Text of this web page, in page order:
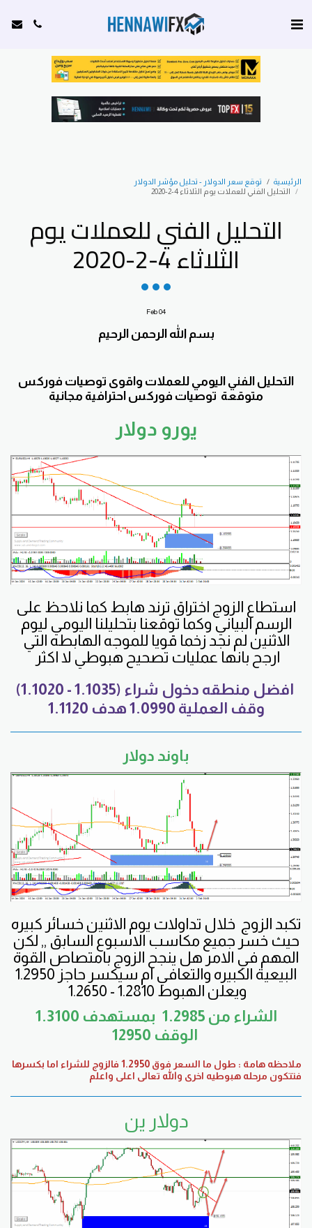
الرئيسية
توقع سعر الدولار - تحليل مؤشر الدولار
التحليل الفني للعملات يوم الثلاثاء 4-2-2020
التحليل الفني للعملات يوم
الثلاثاء 4-2-2020
04
Feb
بسم الله الرحمن الرحيم
التحليل الفني اليومي للعملات واقوى توصيات فوركس
متوقعة توصيات فوركس احترافية مجانية
يورو دولار
استطاع الزوج اختراق ترند هابط كما نلاحظ على
الرسم البياني وكما توقعنا بتحليلنا اليومي ليوم
الاثنين لم نجد زخما قويا للموجه الهابطه التي
ارجح بانها عمليات تصحيح هبوطي لا اكثر
افضل منطقه دخول شراء (1.1035 - 1.1020)
وقف العملية 1.0990 هدف 1.1120
باوند دولار
تكبد الزوج خلال تداولات يوم الاثنين خسائر كبيره
حيث خسر جميع مكاسب الاسبوع السابق ,, لكن
المهم في الامر هل ينجح الزوج بامتصاص القوة
البيعية الكبيره والتعافي ام سيكسر حاجز 1.2950
ويعلن الهبوط 1.2810 - 1.2650
الشراء من 1.2985 بمستهدف 1.3100
الوقف 12950
ملاحظه هامة : طول ما السعر فوق 1.2950 فالزوج للشراء اما بكسرها
فتتكون مرحله هبوطيه اخرى والله تعالى اعلى واعلم
دولار ين